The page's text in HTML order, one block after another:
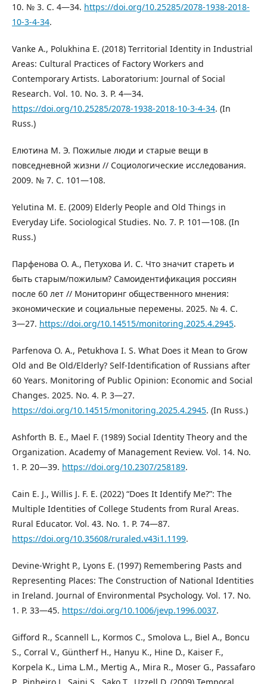
10. № 3. С. 4―34. https://doi.org/10.25285/2078-1938-2018-
10-3-4-34.
Vanke A., Polukhina E. (2018) Territorial Identity in Industrial
Areas: Cultural Practices of Factory Workers and
Contemporary Artists. Laboratorium: Journal of Social
Research. Vol. 10. No. 3. P. 4―34.
https://doi.org/10.25285/2078-1938-2018-10-3-4-34. (In
Russ.)
Елютина М. Э. Пожилые люди и старые вещи в
повседневной жизни // Социологические исследования.
2009. № 7. С. 101—108.
Yelutina M. E. (2009) Elderly People and Old Things in
Everyday Life. Sociological Studies. No. 7. P. 101—108. (In
Russ.)
Парфенова О. А., Петухова И. С. Что значит стареть и
быть старым/пожилым? Самоидентификация россиян
после 60 лет // Мониторинг общественного мнения:
экономические и социальные перемены. 2025. № 4. С.
3―27. https://doi.org/10.14515/monitoring.2025.4.2945.
Parfenova O. A., Petukhova I. S. What Does it Mean to Grow
Old and Be Old/Elderly? Self-Identification of Russians after
60 Years. Monitoring of Public Opinion: Economic and Social
Changes. 2025. No. 4. P. 3―27.
https://doi.org/10.14515/monitoring.2025.4.2945. (In Russ.)
Ashforth B. E., Mael F. (1989) Social Identity Theory and the
Organization. Academy of Management Review. Vol. 14. No.
1. P. 20―39. https://doi.org/10.2307/258189.
Cain E. J., Willis J. F. E. (2022) “Does It Identify Me?”: The
Multiple Identities of College Students from Rural Areas.
Rural Educator. Vol. 43. No. 1. P. 74―87.
https://doi.org/10.35608/ruraled.v43i1.1199.
Devine-Wright P., Lyons E. (1997) Remembering Pasts and
Representing Places: The Construction of National Identities
in Ireland. Journal of Environmental Psychology. Vol. 17. No.
1. P. 33―45. https://doi.org/10.1006/jevp.1996.0037.
Gifford R., Scannell L., Kormos C., Smolova L., Biel A., Boncu
S., Corral V., Güntherf H., Hanyu K., Hine D., Kaiser F.,
Korpela K., Lima L.M., Mertig A., Mira R., Moser G., Passafaro